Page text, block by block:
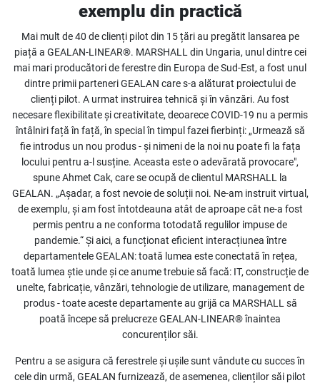
exemplu din practică
Mai mult de 40 de clienți pilot din 15 țări au pregătit lansarea pe
piață a GEALAN-LINEAR®. MARSHALL din Ungaria, unul dintre cei
mai mari producători de ferestre din Europa de Sud-Est, a fost unul
dintre primii parteneri GEALAN care s-a alăturat proiectului de
clienți pilot. A urmat instruirea tehnică și în vânzări. Au fost
necesare flexibilitate și creativitate, deoarece COVID-19 nu a permis
întâlniri față în față, în special în timpul fazei fierbinți: „Urmează să
fie introdus un nou produs - și nimeni de la noi nu poate fi la fața
locului pentru a-l susține. Aceasta este o adevărată provocare",
spune Ahmet Cak, care se ocupă de clientul MARSHALL la
GEALAN. „Așadar, a fost nevoie de soluții noi. Ne-am instruit virtual,
de exemplu, și am fost întotdeauna atât de aproape cât ne-a fost
permis pentru a ne conforma totodată regulilor impuse de
pandemie.“ Și aici, a funcționat eficient interacțiunea între
departamentele GEALAN: toată lumea este conectată în rețea,
toată lumea știe unde și ce anume trebuie să facă: IT, construcție de
unelte, fabricație, vânzări, tehnologie de utilizare, management de
produs - toate aceste departamente au grijă ca MARSHALL să
poată începe să prelucreze GEALAN-LINEAR® înaintea
concurenților săi.
Pentru a se asigura că ferestrele și ușile sunt vândute cu succes în
cele din urmă, GEALAN furnizează, de asemenea, clienților săi pilot